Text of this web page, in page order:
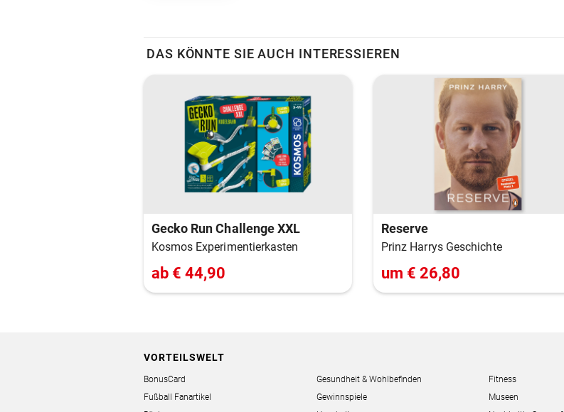
DAS KÖNNTE SIE AUCH INTERESSIEREN
Gecko Run Challenge XXL
Kosmos Experimentierkasten
ab € 44,90
Reserve
Prinz Harrys Geschichte
um € 26,80
VORTEILSWELT
BonusCard
Fußball Fanartikel
Gesundheit & Wohlbefinden
Gewinnspiele
Fitness
Museen